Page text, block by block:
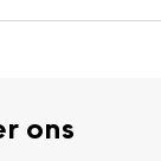
ons